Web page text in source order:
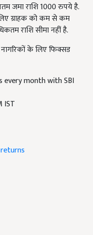
जमा राशि 1000 रुपये है.
ग्राहक को कम से कम
राशि सीमा नहीं है.
नागरिकों के लिए फिक्सड
month with SBI
IST